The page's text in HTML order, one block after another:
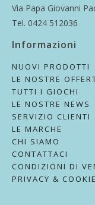
Via Papa Giovanni
Tel. 0424 512036
Informazioni
NUOVI PRODOTTI
LE NOSTRE
TUTTI I GIOCHI
LE NOSTRE NEWS
SERVIZIO CLIENTI
LE MARCHE
CHI SIAMO
CONTATTACI
CONDIZIONI DI
PRIVACY &